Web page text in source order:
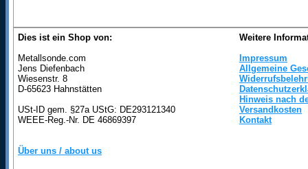
Dies ist ein Shop von:
Metallsonde.com
Jens Diefenbach
Wiesenstr. 8
D-65623 Hahnstätten
USt-ID gem. §27a UStG: DE293121340
WEEE-Reg.-Nr. DE 46869397
Über uns / about us
Weitere
Impressum
Allgemeine
Hinweis nach
Versandkosten
Kontakt